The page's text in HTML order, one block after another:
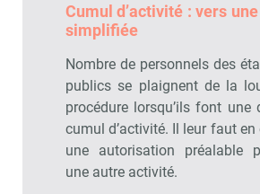
Cumul d’activité : vers
simplifiée
Nombre de personnels des
publics se plaignent de la
procédure lorsqu’ils font une
cumul d’activité. Il leur faut
une autorisation préalable
une autre activité.